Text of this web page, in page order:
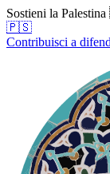
Sostieni la
🇵🇸
Contribuisci a